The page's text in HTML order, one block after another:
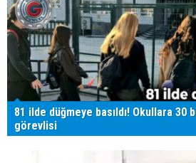
81 ilde düğmeye basıldı! Okullara 30
görevlisi